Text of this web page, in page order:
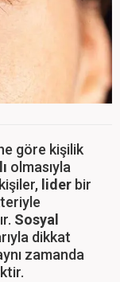
göre kişilik
olmasıyla
lider bir
Sosyal
dikkat
zamanda